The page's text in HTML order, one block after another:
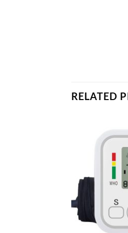
RELATED